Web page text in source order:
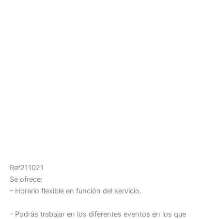
Ref211021
Se ofrece:
– Horario flexible en función del servicio.
– Podrás trabajar en los diferentes eventos en los que